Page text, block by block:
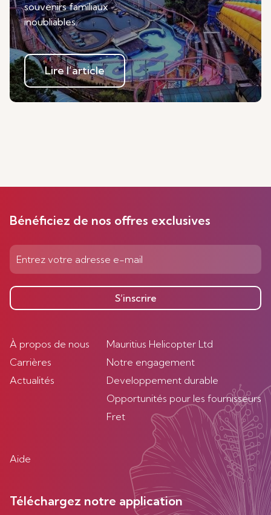
souvenirs familiaux
inoubliables.
Lire l’article
Bénéficiez de nos offres exclusives
S’inscrire
À propos de nous
Carrières
Actualités
Mauritius Helicopter Ltd
Notre engagement
Developpement durable
Opportunités pour les fournisseurs
Fret
Aide
Téléchargez notre application